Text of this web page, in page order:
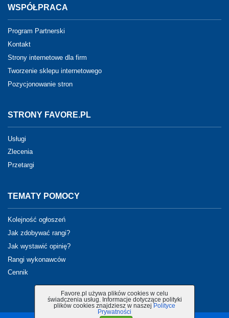
Favore.pl używa plików cookies w celu
świadczenia usług. Informacje dotyczące polityki
plików cookies znajdziesz w naszej Polityce
Prywatności
WSPÓŁPRACA
Program Partnerski
Kontakt
Strony internetowe dla firm
Tworzenie sklepu internetowego
Pozycjonowanie stron
STRONY FAVORE.PL
Usługi
Zlecenia
Przetargi
TEMATY POMOCY
Kolejność ogłoszeń
Jak zdobywać rangi?
Jak wystawić opinię?
Rangi wykonawców
Cennik